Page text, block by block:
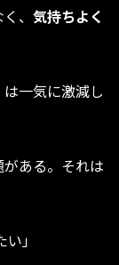
、 気持ちよく
一気に激減し
ある。それは
」⁡⁡⁡⁡⁡⁡⁡⁡⁡⁡⁡⁡⁡⁡⁡⁡⁡